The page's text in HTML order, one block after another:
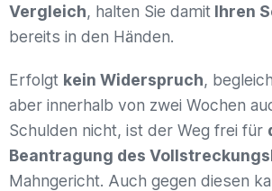
Vergleich, halten Sie damit Ihren
bereits in den Händen.
Erfolgt kein Widerspruch,
aber innerhalb von zwei Wochen
Schulden nicht, ist der Weg frei für
Beantragung des
Mahngericht. Auch gegen diesen